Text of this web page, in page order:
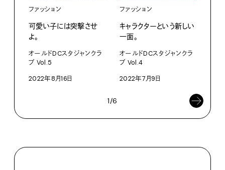
ファッション
可愛い子には突撃させ
よ。
オールドDCスタジャンクラ
ブ Vol.5
2022年8月16日
ファッション
キャラクターという新しい
一面。
オールドDCスタジャンクラ
ブ Vol.4
2022年7月9日
1/6